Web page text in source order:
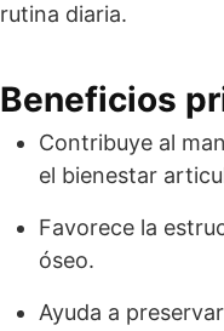
rutina diaria.
Beneficios
Contribuye al
el bienestar
Favorece la
óseo.
Ayuda a